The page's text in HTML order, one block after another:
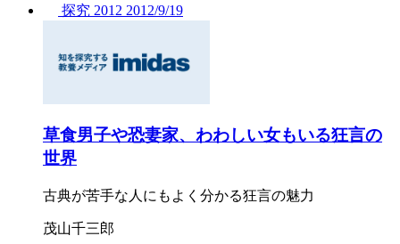
探究 2012 2012/9/19
草食男子や恐妻家、わわしい女もいる狂言の
世界
古典が苦手な人にもよく分かる狂言の魅力
茂山千三郎